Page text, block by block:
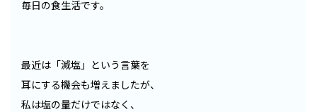
毎日の食生活です。
最近は「減塩」という言葉を
耳にする機会も増えましたが、
私は塩の量だけではなく、